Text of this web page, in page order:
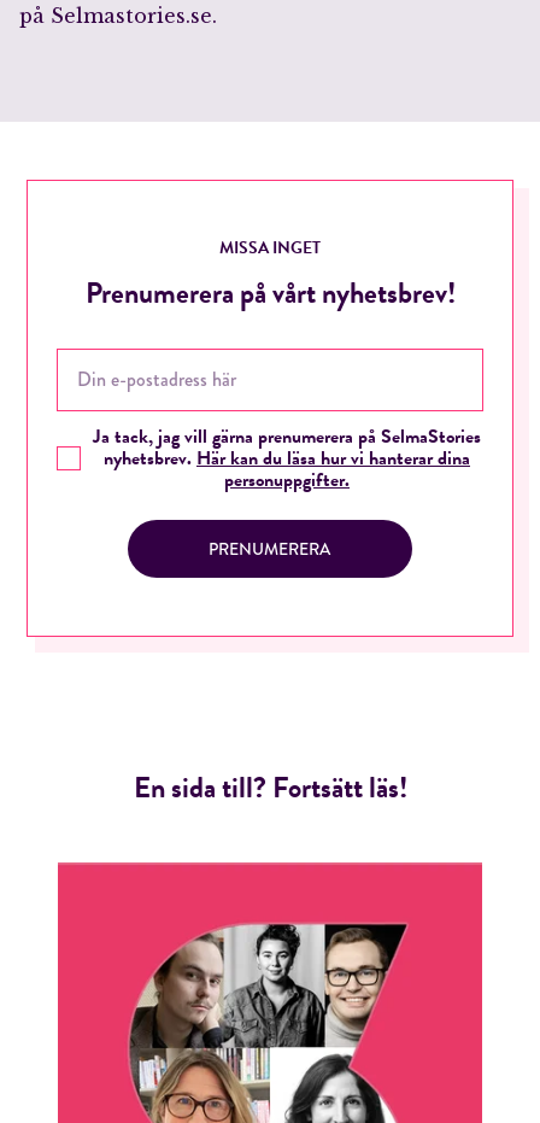
på Selmastories.se.
MISSA INGET
Prenumerera på vårt nyhetsbrev!
Ja tack, jag vill gärna prenumerera på SelmaStories
nyhetsbrev.Här kan du läsa hur vi hanterar dina
personuppgifter.
PRENUMERERA
En sida till? Fortsätt läs!